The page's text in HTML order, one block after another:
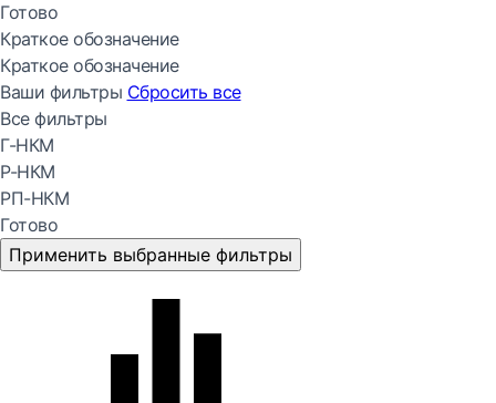
Готово
Краткое обозначение
Краткое обозначение
Ваши фильтры Сбросить все
Все фильтры
Г-НКМ
Р-НКМ
РП-НКМ
Готово
Применить выбранные фильтры